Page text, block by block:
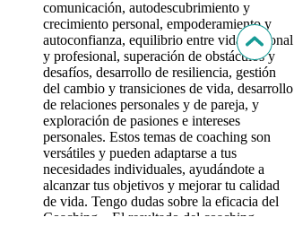
comunicación, autodescubrimiento y
crecimiento personal, empoderamiento y
autoconfianza, equilibrio entre vida personal
y profesional, superación de obstáculos y
desafíos, desarrollo de resiliencia, gestión
del cambio y transiciones de vida, desarrollo
de relaciones personales y de pareja, y
exploración de pasiones e intereses
personales. Estos temas de coaching son
versátiles y pueden adaptarse a tus
necesidades individuales, ayudándote a
alcanzar tus objetivos y mejorar tu calidad
de vida. Tengo dudas sobre la eficacia del
Coaching... El resultado del coaching